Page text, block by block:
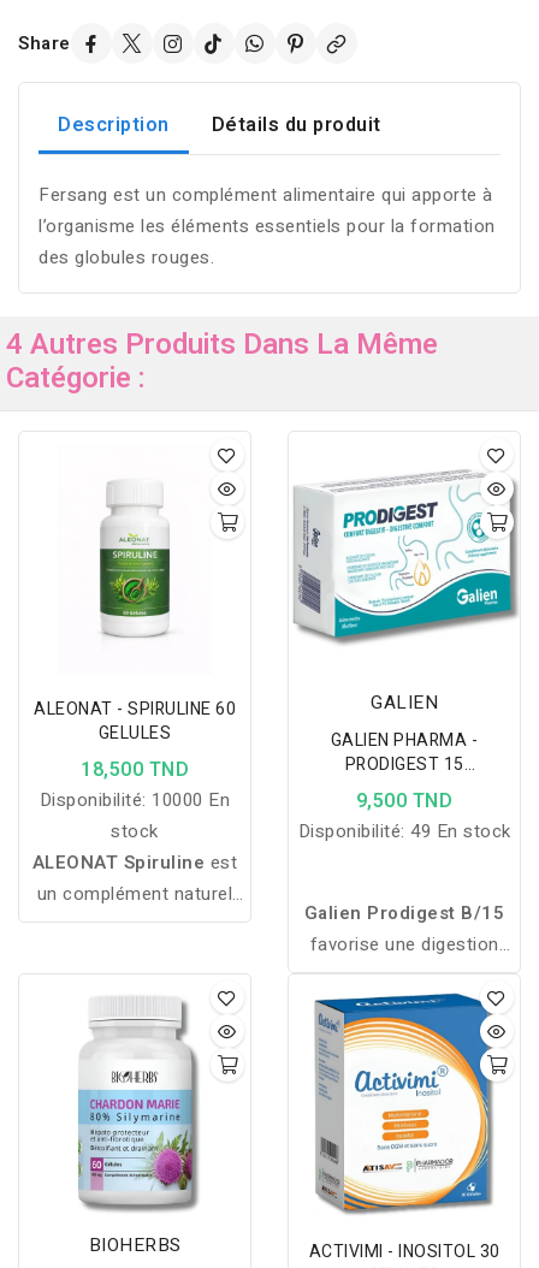
Share
Description Détails du produit
Fersang est un complément alimentaire qui apporte à
l’organisme les éléments essentiels pour la formation
des globules rouges.
4 Autres Produits Dans La Même
Catégorie :
ALEONAT - SPIRULINE 60
GELULES
18,500 TND
Disponibilité: 10000 En
stock
ALEONAT Spiruline est
un complément naturel
riche en nutriments
renforcer l’immunité et
soutenir le tonus au
quotidien.
GALIEN
GALIEN PHARMA -
PRODIGEST 15
COMPRIMES
9,500 TND
Disponibilité: 49 En stock
Galien Prodigest B/15
favorise une digestion
harmonieuse, réduit les
ballonnements et
soutient l’équilibre
intestinal pour un confort
digestif durable.
BIOHERBS
ACTIVIMI - INOSITOL 30